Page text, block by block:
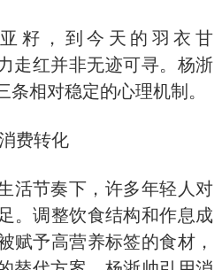
籽，到今天的羽衣甘
走红并非无迹可寻。杨浙
条相对稳定的心理机制。
费转化
活节奏下，许多年轻人对
。调整饮食结构和作息成
赋予高营养标签的食材，